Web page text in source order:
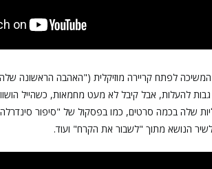
גבות להעלות, אבל קיבל לא מעט מחמאות, כשהייל
שלה בכמה סרטים, כמו בפסקול של "סיפור סינדרלה:
לשיר הנושא מתוך "לשבור את הקרח" ועוד.